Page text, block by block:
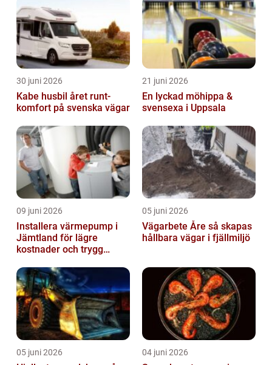
30 juni 2026
Kabe husbil året runt-
komfort på svenska vägar
21 juni 2026
En lyckad möhippa &
svensexa i Uppsala
09 juni 2026
Installera värmepump i
Jämtland för lägre
kostnader och trygg
05 juni 2026
Vägarbete Åre så skapas
hållbara vägar i fjällmiljö
05 juni 2026 04 juni 2026